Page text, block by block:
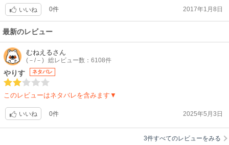
いいね 0件 2017年1月8日
最新のレビュー
むねえるさん
(－/－) 総レビュー数：6108件
やりす ネタバレ
このレビューはネタバレを含みます▼
いいね 0件 2025年5月3日
3件すべてのレビューをみる